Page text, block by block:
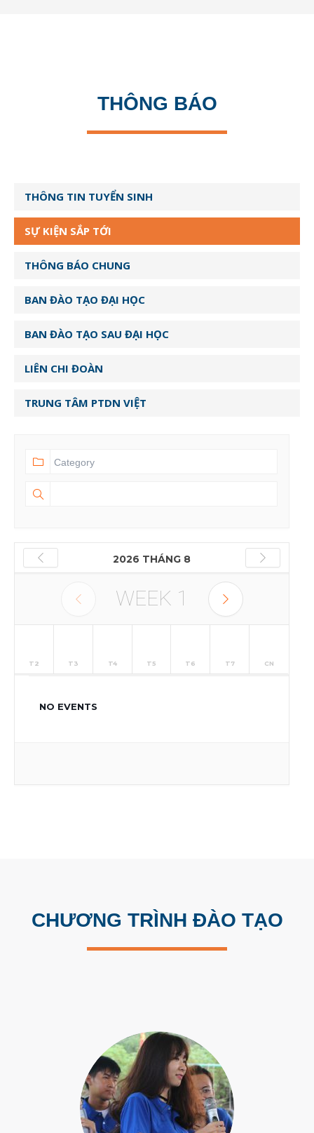
THÔNG BÁO
THÔNG TIN TUYỂN SINH
SỰ KIỆN SẮP TỚI
THÔNG BÁO CHUNG
BAN ĐÀO TẠO ĐẠI HỌC
BAN ĐÀO TẠO SAU ĐẠI HỌC
LIÊN CHI ĐOÀN
TRUNG TÂM PTDN VIỆT
2026 THÁNG 8
WEEK 1
T2 T3 T4 T5 T6 T7 CN
NO EVENTS
CHƯƠNG TRÌNH ĐÀO TẠO